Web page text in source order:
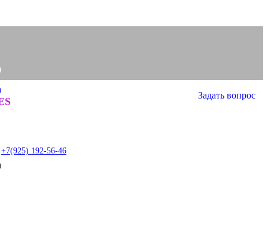
+7(925) 192-56-46
Задать вопрос